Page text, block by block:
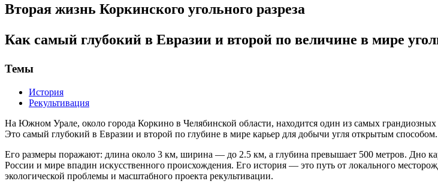
Вторая жизнь Коркинского угольного разреза
Как самый глубокий в Евразии и второй по величине в мире
Темы
История
Рекультивация
На Южном Урале, около города Коркино в Челябинской области, находится один из самых
Это самый глубокий в Евразии и второй по глубине в мире карьер для добычи угля открытым способом.
Его размеры поражают: длина около 3 км, ширина — до 2.5 км, а глубина превышает 500 метров. Дно
России и мире впадин искусственного происхождения. Его история — это путь от локального
экологической проблемы и масштабного проекта рекультивации.